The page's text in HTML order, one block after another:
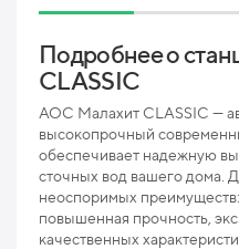
Подробнее о
CLASSIC
АОС Малахит CLASSIC —
высокопрочный
обеспечивает надежную
сточных вод вашего дома.
неоспоримых
повышенная прочность,
качественных